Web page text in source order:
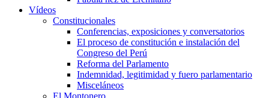
Vídeos
Constitucionales
Conferencias, exposiciones y conversatorios
El proceso de constitución e instalación del
Congreso del Perú
Reforma del Parlamento
Indemnidad, legitimidad y fuero parlamentario
Misceláneos
El Montonero